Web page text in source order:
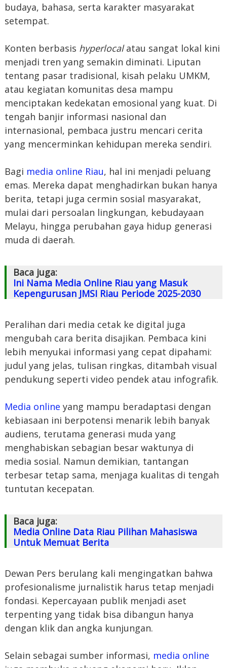
budaya, bahasa, serta karakter masyarakat
setempat.
Konten berbasis hyperlocalatau sangat lokal kini
menjadi tren yang semakin diminati. Liputan
tentang pasar tradisional, kisah pelaku UMKM,
atau kegiatan komunitas desa mampu
menciptakan kedekatan emosional yang kuat. Di
tengah banjir informasi nasional dan
internasional, pembaca justru mencari cerita
yang mencerminkan kehidupan mereka sendiri.
Bagi media online Riau, hal ini menjadi peluang
emas. Mereka dapat menghadirkan bukan hanya
berita, tetapi juga cermin sosial masyarakat,
mulai dari persoalan lingkungan, kebudayaan
Melayu, hingga perubahan gaya hidup generasi
muda di daerah.
Baca juga:
Ini Nama Media Online Riau yang Masuk
Kepengurusan JMSI Riau Periode 2025-2030
Peralihan dari media cetak ke digital juga
mengubah cara berita disajikan. Pembaca kini
lebih menyukai informasi yang cepat dipahami:
judul yang jelas, tulisan ringkas, ditambah visual
pendukung seperti video pendek atau infografik.
Media online yang mampu beradaptasi dengan
kebiasaan ini berpotensi menarik lebih banyak
audiens, terutama generasi muda yang
menghabiskan sebagian besar waktunya di
media sosial. Namun demikian, tantangan
terbesar tetap sama, menjaga kualitas di tengah
tuntutan kecepatan.
Baca juga:
Media Online Data Riau Pilihan Mahasiswa
Untuk Memuat Berita
Dewan Pers berulang kali mengingatkan bahwa
profesionalisme jurnalistik harus tetap menjadi
fondasi. Kepercayaan publik menjadi aset
terpenting yang tidak bisa dibangun hanya
dengan klik dan angka kunjungan.
Selain sebagai sumber informasi, media online